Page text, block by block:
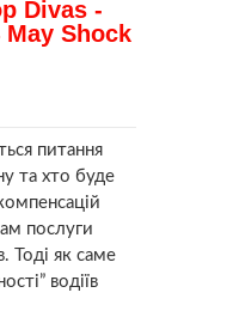
питання
та хто буде
послуги
Тоді як саме
водіїв